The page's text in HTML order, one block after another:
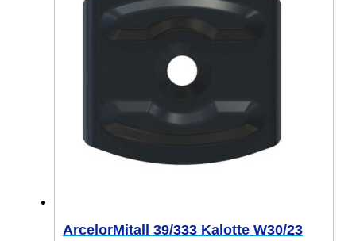
ArcelorMitall 39/333 Kalotte W30/23